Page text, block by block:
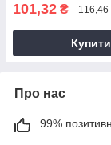
101,32 ₴ 116,46
Купити
Про нас
99%